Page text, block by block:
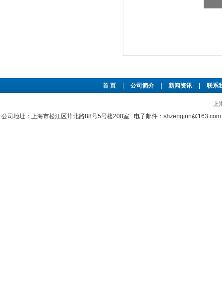
首 页 公司简介 新闻资讯 联系
上
公司地址：上海市松江区茸北路88号5号楼208室 电子邮件：